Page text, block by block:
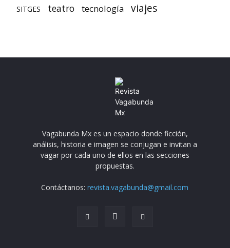
SITGES teatro tecnología viajes
Vagabunda Mx es un espacio donde ficción,
análisis, historia e imagen se conjugan e invitan a
vagar por cada uno de ellos en las secciones
propuestas.
Contáctanos:revista.vagabunda@gmail.com